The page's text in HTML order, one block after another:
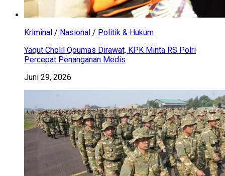
Kriminal / Nasional / Politik & Hukum
Yaqut Cholil Qoumas Dirawat, KPK Minta RS Polri
Percepat Penanganan Medis
Juni 29, 2026